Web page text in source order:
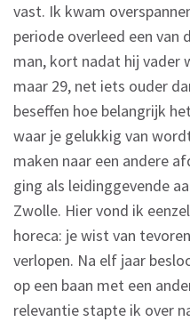
vast. Ik kwam
periode overleed een van
man, kort nadat hij vader
maar 29, net iets ouder
beseffen hoe belangrijk
waar je gelukkig van
maken naar een andere
ging als leidinggevende
Zwolle. Hier vond ik
horeca: je wist van
verlopen. Na elf jaar
op een baan met een
relevantie stapte ik over